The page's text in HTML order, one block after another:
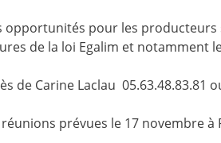
opportunités pour les
de la loi Egalim et notamment
de Carine Laclau 05.63.48.83.81
prévues le 17 novembre à